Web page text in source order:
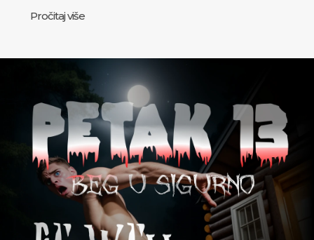
Pročitaj više